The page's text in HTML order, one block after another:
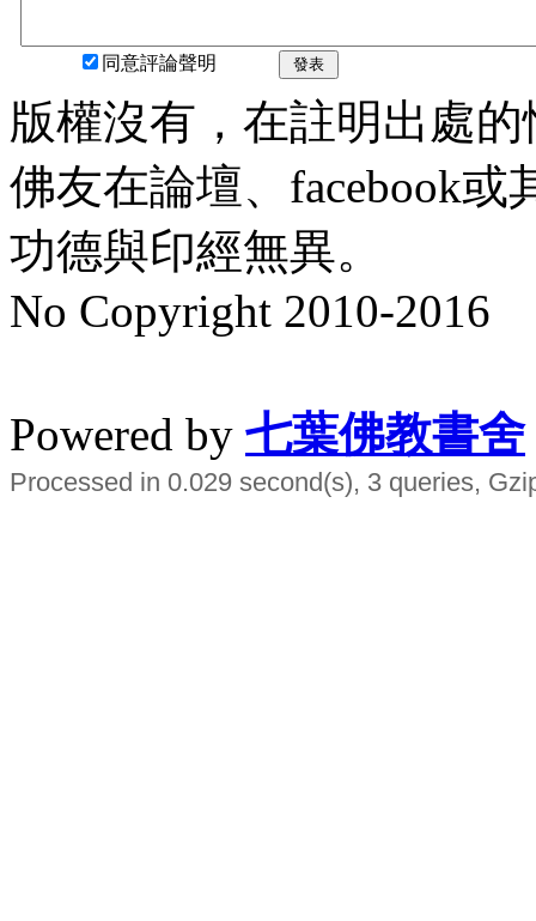
同意評論聲明 發表
版權沒有，在註明出處
佛友在論壇、facebook
功德與印經無異。
No Copyright 2010-2016
Powered by 七葉佛教書舍
Processed in 0.029 second(s), 3 queries,